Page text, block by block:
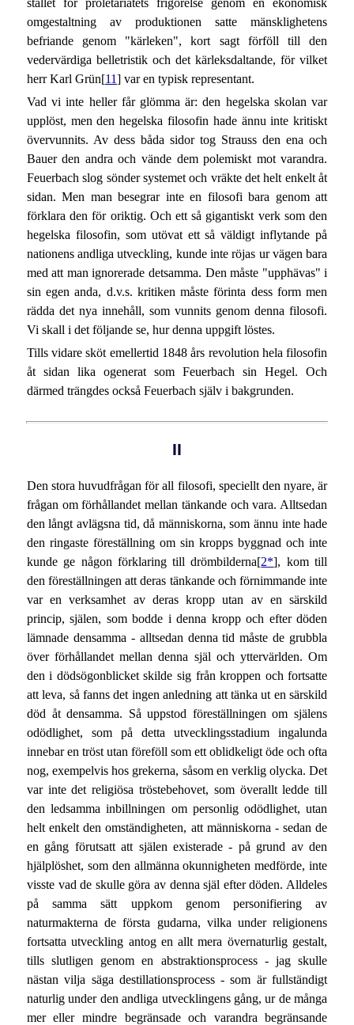
omgestaltning av produktionen satte mänsklighetens
befriande genom "kärleken", kort sagt förföll till den
vedervärdiga belletristik och det kärleksdaltande, för vilket
herr Karl Grün[11] var en typisk representant.
Vad vi inte heller får glömma är: den hegelska skolan var
upplöst, men den hegelska filosofin hade ännu inte kritiskt
övervunnits. Av dess båda sidor tog Strauss den ena och
Bauer den andra och vände dem polemiskt mot varandra.
Feuerbach slog sönder systemet och vräkte det helt enkelt åt
sidan. Men man besegrar inte en filosofi bara genom att
förklara den för oriktig. Och ett så gigantiskt verk som den
hegelska filosofin, som utövat ett så väldigt inflytande på
nationens andliga utveckling, kunde inte röjas ur vägen bara
med att man ignorerade detsamma. Den måste "upphävas" i
sin egen anda, d.v.s. kritiken måste förinta dess form men
rädda det nya innehåll, som vunnits genom denna filosofi.
Vi skall i det följande se, hur denna uppgift löstes.
Tills vidare sköt emellertid 1848 års revolution hela filosofin
åt sidan lika ogenerat som Feuerbach sin Hegel. Och
därmed trängdes också Feuerbach själv i bakgrunden.
II
Den stora huvudfrågan för all filosofi, speciellt den nyare, är
frågan om förhållandet mellan tänkande och vara. Alltsedan
den långt avlägsna tid, då människorna, som ännu inte hade
den ringaste föreställning om sin kropps byggnad och inte
kunde ge någon förklaring till drömbilderna[2*], kom till
den föreställningen att deras tänkande och förnimmande inte
var en verksamhet av deras kropp utan av en särskild
princip, själen, som bodde i denna kropp och efter döden
lämnade densamma - alltsedan denna tid måste de grubbla
över förhållandet mellan denna själ och yttervärlden. Om
den i dödsögonblicket skilde sig från kroppen och fortsatte
att leva, så fanns det ingen anledning att tänka ut en särskild
död åt densamma. Så uppstod föreställningen om själens
odödlighet, som på detta utvecklingsstadium ingalunda
innebar en tröst utan föreföll som ett oblidkeligt öde och ofta
nog, exempelvis hos grekerna, såsom en verklig olycka. Det
var inte det religiösa tröstebehovet, som överallt ledde till
den ledsamma inbillningen om personlig odödlighet, utan
helt enkelt den omständigheten, att människorna - sedan de
en gång förutsatt att själen existerade - på grund av den
hjälplöshet, som den allmänna okunnigheten medförde, inte
visste vad de skulle göra av denna själ efter döden. Alldeles
på samma sätt uppkom genom personifiering av
naturmakterna de första gudarna, vilka under religionens
fortsatta utveckling antog en allt mera övernaturlig gestalt,
tills slutligen genom en abstraktionsprocess - jag skulle
nästan vilja säga destillationsprocess - som är fullständigt
naturlig under den andliga utvecklingens gång, ur de många
mer eller mindre begränsade och varandra begränsande